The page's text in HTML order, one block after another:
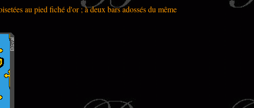
au pied fiché d'or ; à deux bars adossés du même